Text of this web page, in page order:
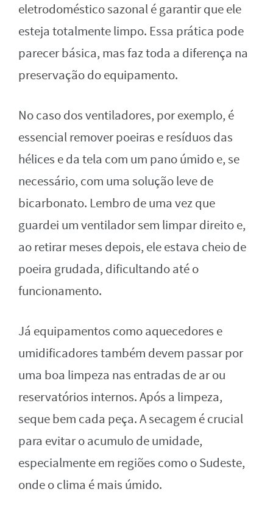
eletrodoméstico sazonal é garantir que ele
esteja totalmente limpo. Essa prática pode
parecer básica, mas faz toda a diferença na
preservação do equipamento.
No caso dos ventiladores, por exemplo, é
essencial remover poeiras e resíduos das
hélices e da tela com um pano úmido e, se
necessário, com uma solução leve de
bicarbonato. Lembro de uma vez que
guardei um ventilador sem limpar direito e,
ao retirar meses depois, ele estava cheio de
poeira grudada, dificultando até o
funcionamento.
Já equipamentos como aquecedores e
umidificadores também devem passar por
uma boa limpeza nas entradas de ar ou
reservatórios internos. Após a limpeza,
seque bem cada peça. A secagem é crucial
para evitar o acumulo de umidade,
especialmente em regiões como o Sudeste,
onde o clima é mais úmido.